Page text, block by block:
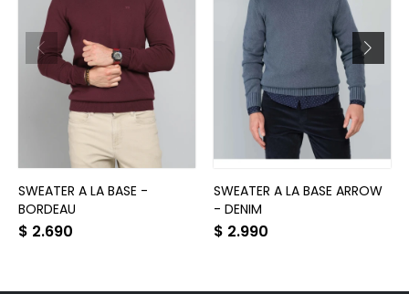
SWEATER A LA BASE -
BORDEAU
$ 2.690
SWEATER A LA BASE ARROW
- DENIM
$ 2.990